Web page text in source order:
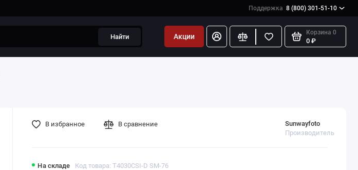
Поддержка 8 (800) 301-51-10
Найти Акции
Корзина 0
0 ₽
На складе Код товара: T4030CSI-D SM-76
Sunwayfoto
Производитель
В избранное В сравнение